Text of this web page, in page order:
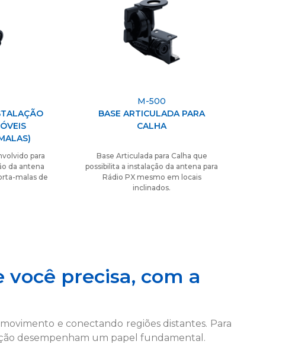
para
da antena
malas de
M-500
BASE ARTICULADA PARA
CALHA
Base Articulada para Calha que
possibilita a instalação da antena para
Rádio PX mesmo em locais
inclinados.
você precisa, com a
e conectando regiões distantes. Para
desempenham um papel fundamental.